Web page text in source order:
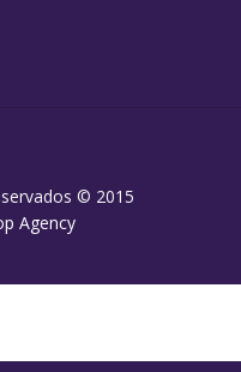
© 2015
Agency